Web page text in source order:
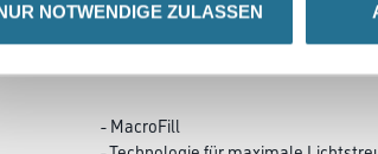
NOTWENDIGE ZULASSEN
ZUSATZINFOS
- MacroFill